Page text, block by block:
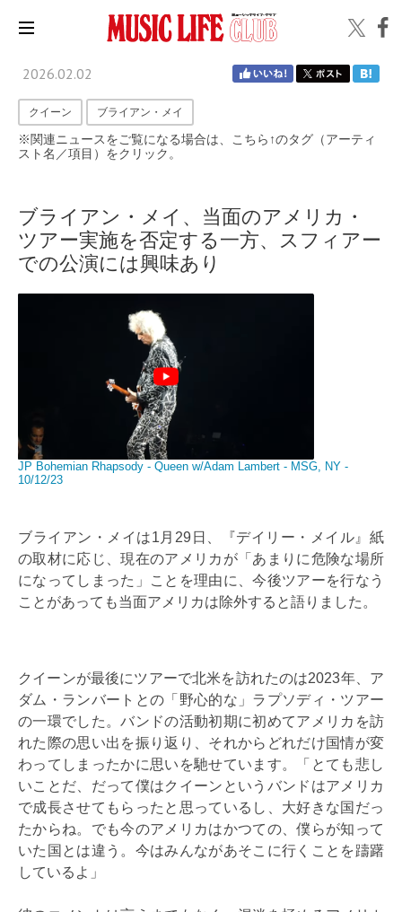
2026.02.02
クイーン ブライアン・メイ
※関連ニュースをご覧になる場合は、こちら↑のタグ（アーティ
スト名／項目）をクリック。
ブライアン・メイ、当面のアメリカ・
ツアー実施を否定する一方、スフィアー
での公演には興味あり
JP Bohemian Rhapsody - Queen w/Adam Lambert - MSG, NY -
10/12/23
ブライアン・メイは1月29日、『デイリー・メイル』紙
の取材に応じ、現在のアメリカが「あまりに危険な場所
になってしまった」ことを理由に、今後ツアーを行なう
ことがあっても当面アメリカは除外すると語りました。
クイーンが最後にツアーで北米を訪れたのは2023年、ア
ダム・ランバートとの「野心的な」ラプソディ・ツアー
の一環でした。バンドの活動初期に初めてアメリカを訪
れた際の思い出を振り返り、それからどれだけ国情が変
わってしまったかに思いを馳せています。「とても悲し
いことだ、だって僕はクイーンというバンドはアメリカ
で成長させてもらったと思っているし、大好きな国だっ
たからね。でも今のアメリカはかつての、僕らが知って
いた国とは違う。今はみんながあそこに行くことを躊躇
しているよ」